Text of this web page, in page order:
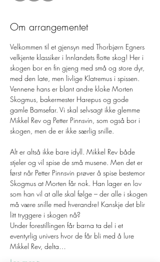
Om arrangementet
Velkommen til et gjensyn med Thorbjørn Egners
velkjente klassiker i Innlandets flotte skog! Her i
skogen bor en fin gjeng med små og store dyr,
med den late, men livlige Klatremus i spissen.
Vennene hans er blant andre kloke Morten
Skogmus, bakermester Harepus og gode
gamle Bamsefar. Vi skal selvsagt ikke glemme
Mikkel Rev og Petter Pinnsvin, som også bor i
skogen, men de er ikke særlig snille.
Alt er altså ikke bare idyll. Mikkel Rev både
stjeler og vil spise de små musene. Men det er
først når Petter Pinnsvin prøver å spise bestemor
Skogmus at Morten får nok. Han lager en lov
som han vil at alle skal følge – der alle i skogen
må være snille med hverandre! Kanskje det blir
litt tryggere i skogen nå?
Under forestillingen får barna ta del i et
eventyrlig univers hvor de får bli med å lure
Mikkel Rev, delta…